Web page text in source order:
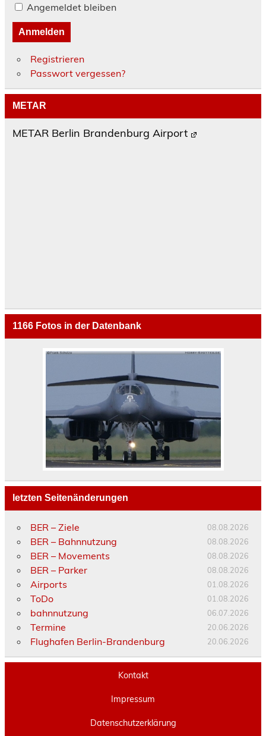
Angemeldet bleiben
Anmelden
Registrieren
Passwort vergessen?
METAR
METAR Berlin Brandenburg Airport
1166Fotos in der Datenbank
letzten Seitenänderungen
BER – Ziele 08.08.2026
BER – Bahnnutzung 08.08.2026
BER – Movements 08.08.2026
BER – Parker 08.08.2026
Airports 01.08.2026
ToDo 01.08.2026
bahnnutzung 06.07.2026
Termine 20.06.2026
Flughafen Berlin-Brandenburg 20.06.2026
Kontakt
Impressum
Datenschutzerklärung